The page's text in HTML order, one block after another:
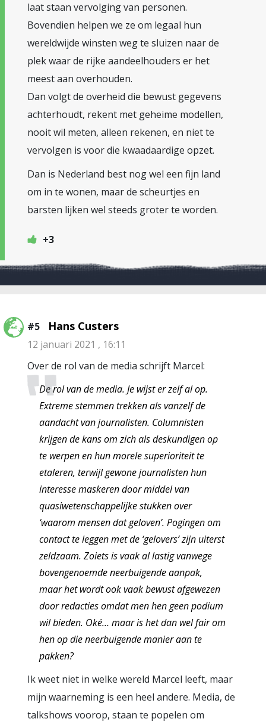
laat staan vervolging van personen.
Bovendien helpen we ze om legaal hun
wereldwijde winsten weg te sluizen naar de
plek waar de rijke aandeelhouders er het
meest aan overhouden.
Dan volgt de overheid die bewust gegevens
achterhoudt, rekent met geheime modellen,
nooit wil meten, alleen rekenen, en niet te
vervolgen is voor die kwaadaardige opzet.
Dan is Nederland best nog wel een fijn land
om in te wonen, maar de scheurtjes en
barsten lijken wel steeds groter te worden.
+3
#5 Hans Custers
12 januari 2021 , 16:11
Over de rol van de media schrijft Marcel:
De rol van de media. Je wijst er zelf al op.
Extreme stemmen trekken als vanzelf de
aandacht van journalisten. Columnisten
krijgen de kans om zich als deskundigen op
te werpen en hun morele superioriteit te
etaleren, terwijl gewone journalisten hun
interesse maskeren door middel van
quasiwetenschappelijke stukken over
‘waarom mensen dat geloven’. Pogingen om
contact te leggen met de ‘gelovers’ zijn uiterst
zeldzaam. Zoiets is vaak al lastig vanwege
bovengenoemde neerbuigende aanpak,
maar het wordt ook vaak bewust afgewezen
door redacties omdat men hen geen podium
wil bieden. Oké… maar is het dan wel fair om
hen op die neerbuigende manier aan te
pakken?
Ik weet niet in welke wereld Marcel leeft, maar
mijn waarneming is een heel andere. Media, de
talkshows voorop, staan te popelen om